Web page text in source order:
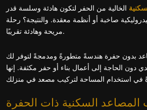
الخالية من الحفر لتكون هادئة وسلسة قدر
صاخبة أو أنظمة معقدة. والنتيجة؟ رحلة
مريحة وهادئة تقريبًا.
بدون حفرة هندسةً متطورةً ومدمجةً لتوفر لك
دون الحاجة إلى أعمال بناء أو حفر مكثفة. إنها
المصاعد السكنية ذات الحفرة